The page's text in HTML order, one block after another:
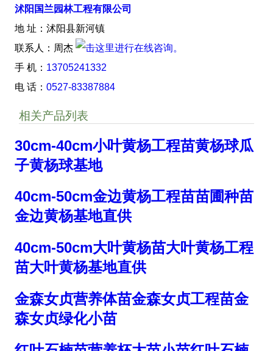
沭阳国兰园林工程有限公司
地 址：沭阳县新河镇
联系人：周杰
手 机： 13705241332
电 话： 0527-83387884
相关产品列表
30cm-40cm小叶黄杨工程苗黄杨球瓜
子黄杨球基地
40cm-50cm金边黄杨工程苗苗圃种苗
金边黄杨基地直供
40cm-50cm大叶黄杨苗大叶黄杨工程
苗大叶黄杨基地直供
金森女贞营养体苗金森女贞工程苗金
森女贞绿化小苗